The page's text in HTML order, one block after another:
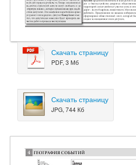
Скачать страницу
PDF, 3 Мб
Скачать страницу
JPG, 744 Кб